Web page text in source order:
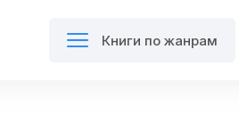
Книги по жанрам